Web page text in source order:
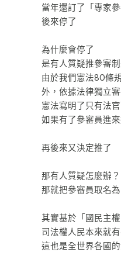
當年還訂了「專家參
後來停了
為什麼會停了
是有人質疑推參審
由於我們憲法80條
外，依據法律獨立
憲法寫明了只有法
如果有了參審員進
再後來又決定推了
那有人質疑怎麼辦？
那就把參審員取名為
其實基於「國民主權
司法權人民本來就
這也是全世界各國